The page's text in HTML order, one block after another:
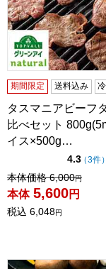
期間限定 送料込み
タスマニアビーフ
比べセット
イス×500g…
4.3点（
（3件）
値引き前の価格：
本体価格 6,000円
本体 5,600円
税込 6,048円
昔ながらの牛タン